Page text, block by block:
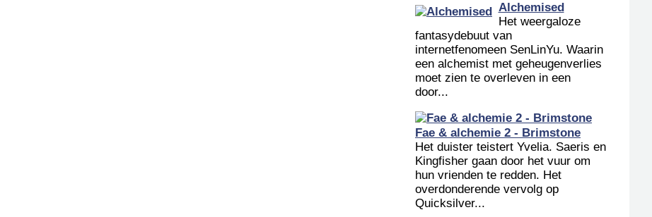
Alchemised
Het weergaloze
fantasydebuut van
internetfenomeen SenLinYu. Waarin
een alchemist met geheugenverlies
moet zien te overleven in een
door...
Fae & alchemie 2 - Brimstone
Het duister teistert Yvelia. Saeris en
Kingfisher gaan door het vuur om
hun vrienden te redden. Het
overdonderende vervolg op
Quicksilver...